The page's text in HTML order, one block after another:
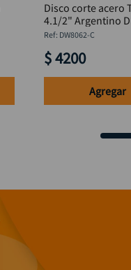
Disco corte acero
4.1/2" Argentino
DW8062-C
: DW8062-C
$4200
Agregar